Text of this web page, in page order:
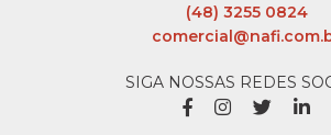
(48) 3255 0824
SIGA NOSSAS REDES